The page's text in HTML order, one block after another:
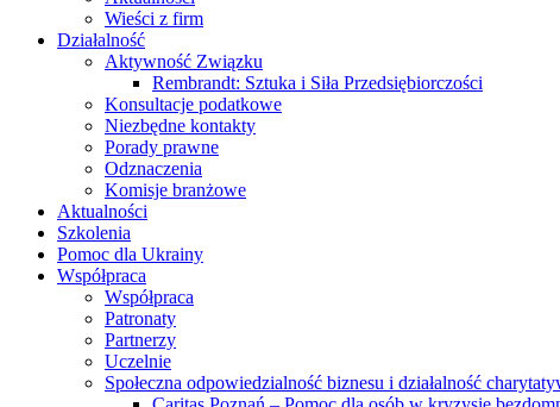
Wieści z firm
Działalność
Aktywność Związku
Rembrandt: Sztuka i Siła Przedsiębiorczości
Konsultacje podatkowe
Niezbędne kontakty
Porady prawne
Odznaczenia
Komisje branżowe
Aktualności
Szkolenia
Pomoc dla Ukrainy
Współpraca
Współpraca
Patronaty
Partnerzy
Uczelnie
Społeczna odpowiedzialność biznesu i działalność